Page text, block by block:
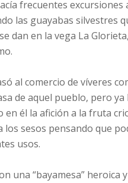
frecuentes excursiones
las guayabas silvestres
dan en la vega La
al comercio de víveres
de aquel pueblo, pero ya
en él la afición a la fruta
los sesos pensando que
usos.
una “bayamesa” heroica